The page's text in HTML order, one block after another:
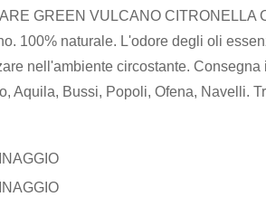
GREEN VULCANO CITRONELLA
100% naturale. L'odore degli oli
nell'ambiente circostante. Consegna
Aquila, Bussi, Popoli, Ofena, Navelli.